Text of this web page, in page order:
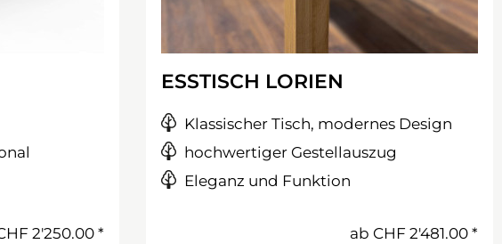
2'250.00
ESSTISCH LORIEN
Klassischer Tisch, modernes Design
hochwertiger Gestellauszug
Eleganz und Funktion
ab CHF 2'481.00